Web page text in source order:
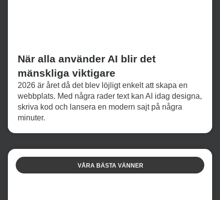
När alla använder AI blir det
mänskliga viktigare
2026 är året då det blev löjligt enkelt att skapa en
webbplats. Med några rader text kan AI idag designa,
skriva kod och lansera en modern sajt på några
minuter.
VÅRA BÄSTA VÄNNER